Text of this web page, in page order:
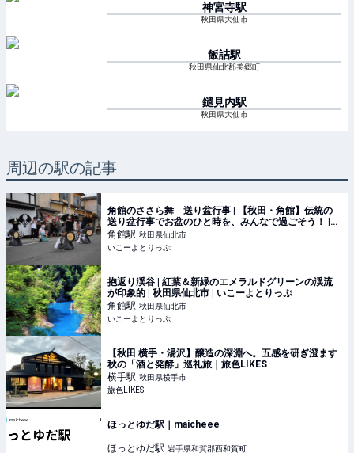
神宮寺駅
秋田県大仙市
飯詰駅
秋田県仙北郡美郷町
鑓見内駅
秋田県大仙市
周辺の駅の記事
角館のささら舞 送り盆行事 | 【秋田・角館】伝統の
送り盆行事でお盆のひと時を、みんなで過ごそう！ |
秋田県仙北市 | いこーよとりっぷ
角館駅 秋田県仙北市
いこーよとりっぷ
抱返り渓谷 | 紅葉＆新緑のエメラルドグリーンの渓流
が印象的 | 秋田県仙北市 | いこーよとりっぷ
角館駅 秋田県仙北市
いこーよとりっぷ
【秋田 横手・湯沢】醸造の深淵へ。五感を研ぎ澄ます
秋の「酒と発酵」巡礼旅｜旅色LIKES
横手駅 秋田県横手市
旅色LIKES
ほっとゆだ駅｜maicheee
ほっとゆだ駅 岩手県和賀郡西和賀町